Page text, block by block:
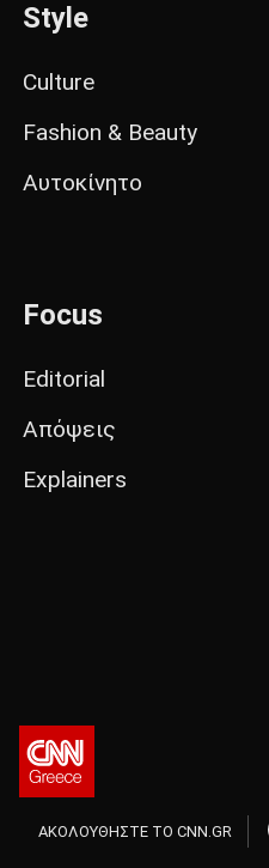
Style
Culture
Fashion & Beauty
Αυτοκίνητο
Focus
Editorial
Απόψεις
Explainers
ΑΚΟΛΟΥΘΗΣΤΕ ΤΟ CNN.GR